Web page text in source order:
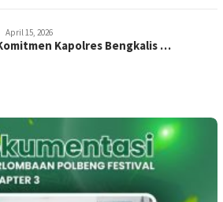
April 15, 2026
Kapolres Bengkalis …